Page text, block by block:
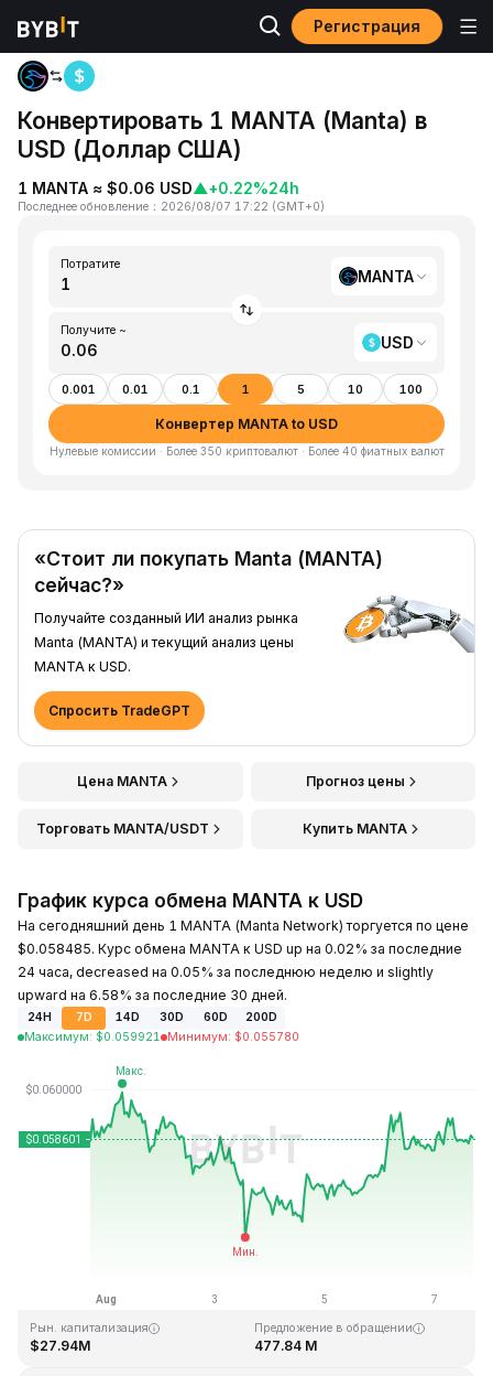
Регистрация
Главная
Конвертировать 1 MANTA (Manta) в
USD (Доллар США)
1 MANTA ≈ $0.06 USD▲+0.22%24h
Последнее обновление ： 2026/08/07 17:22 (GMT+0)
Потратите
MANTA
Получите ~
USD
0.001 0.01 0.1 1 5 10 100
Конвертер MANTA to USD
Нулевые комиссии · Более 350 криптовалют · Более 40 фиатных валют
«Стоит ли покупать Manta (MANTA)
сейчас?»
Получайте созданный ИИ анализ рынка
Manta (MANTA) и текущий анализ цены
MANTA к USD.
Спросить TradeGPT
Цена MANTA Прогноз цены
Торговать MANTA/USDT Купить MANTA
График курса обмена MANTA к USD
На сегодняшний день 1 MANTA (Manta Network) торгуется по цене
$0.058485. Курс обмена MANTA к USD up на 0.02% за последние
24 часа, decreased на 0.05% за последнюю неделю и slightly
upward на 6.58% за последние 30 дней.
24H 7D 14D 30D 60D
200D
Максимум: $0.059921 Минимум: $0.055780
Последнее обновление: 17:22 GMT+0 2026-08-07
$0.054621
Рын. капитализация
$27.94M
Предложение в обращении
477.84 M